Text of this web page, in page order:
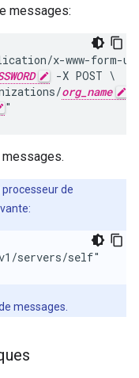
messages:
x-www-form-
-X POST \
org_name
"
processeur de
servers/self"
messages.